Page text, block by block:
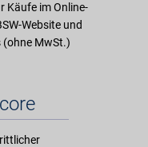
Käufe im Online-
Website und
(ohne MwSt.)